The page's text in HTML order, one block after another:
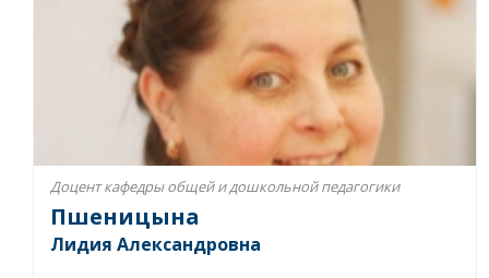
Доцент кафедры общей и дошкольной педагогики
Пшеницына
Лидия Александровна